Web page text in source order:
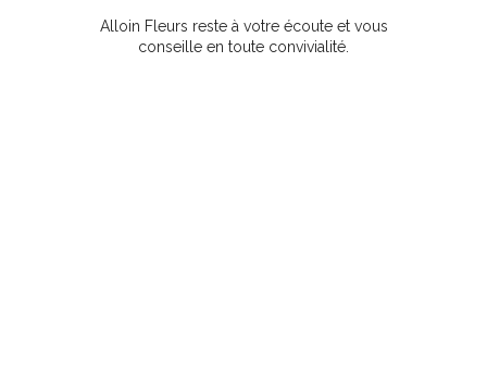
Alloin Fleurs reste à votre écoute et vous
conseille en toute convivialité.